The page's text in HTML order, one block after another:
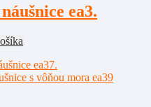
ea3.
ea37.
s vôňou mora ea39